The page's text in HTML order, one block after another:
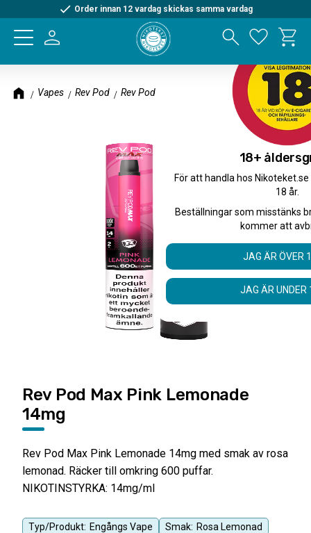
Meny
Order innan 12 vardag skickas samma vardag
Vapes Rev Pod Rev Pod Max
Typ/Produkt: Engångs Vape Smak: Rosa Lemonad
Rev Pod Max Pink Lemonade
14mg
Rev Pod Max Pink Lemonade 14mg med smak av rosa
lemonad. Räcker till omkring 600 puffar.
NIKOTINSTYRKA: 14mg/ml
18+
För att handla hos
18 år.
Beställningar som misstänks
kommer att
JAG ÄR ÖVER
JAG ÄR UNDER